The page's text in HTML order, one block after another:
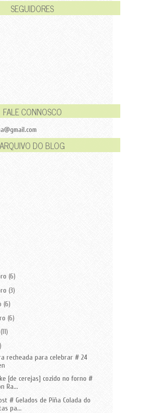
SEGUIDORES
FALE CONNOSCO
ARQUIVO DO BLOG
(6)
(3)
(6)
(6)
(11)
recheada para celebrar # 24
[de cerejas] cozido no forno #
Ra...
# Gelados de Piña Colada do
pa...